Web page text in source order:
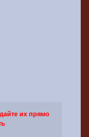
их прямо